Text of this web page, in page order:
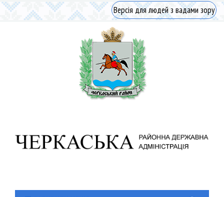
Версія для людей з вадами зору